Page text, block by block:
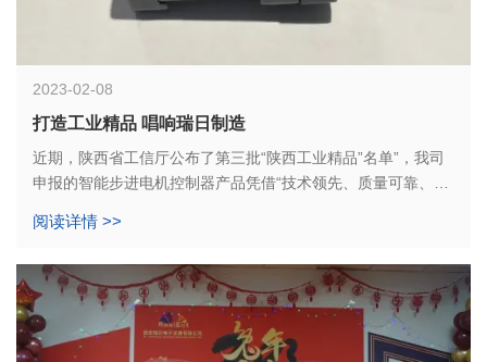
2023-02-08
打造工业精品 唱响瑞日制造
近期，陕西省工信厅公布了第三批“陕西工业精品”名单”，我司
申报的智能步进电机控制器产品凭借“技术领先、质量可靠、性
阅读详情 >>